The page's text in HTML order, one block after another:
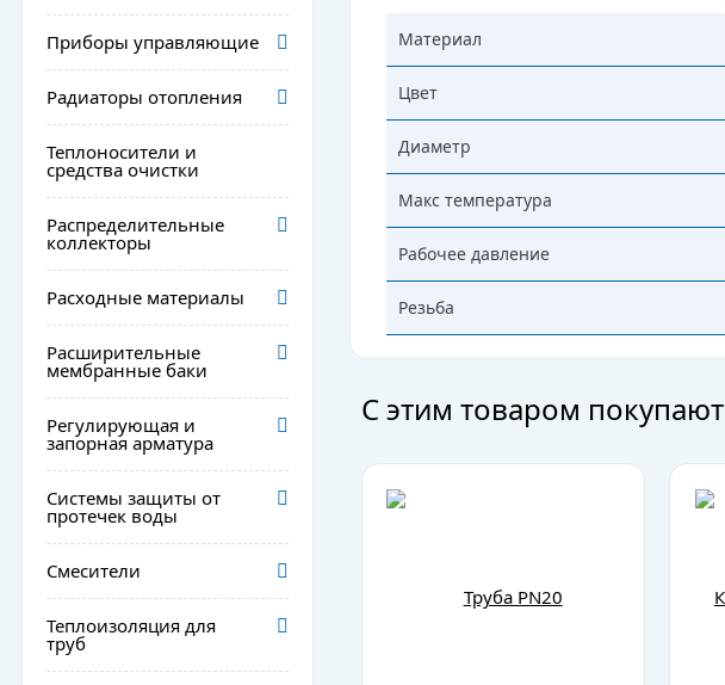
Приборы управляющие
Радиаторы отопления
Теплоносители и
средства очистки
Распределительные
коллекторы
Расходные материалы
Расширительные
мембранные баки
Регулирующая и
запорная арматура
Системы защиты от
протечек воды
Смесители
Теплоизоляция для
труб
Материал
Цвет
Диаметр
Макс температура
Рабочее давление
Резьба
С этим товаром покупают